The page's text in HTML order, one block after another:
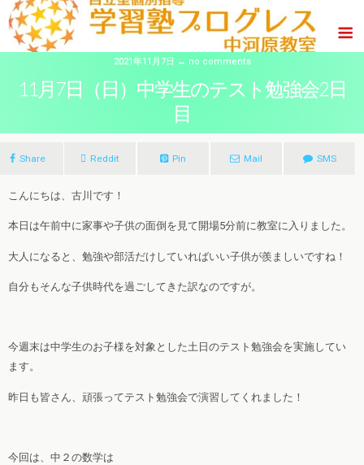
2021年11月7日 ↔ no comments
11月7日（日）中学生のテスト勉強会2日
目
Share Reddit Pin Mail SMS
こんにちは、古川です！
本日は午前中に家事や子供の面倒を見て開場5分前に教室に入りました。
大人になると、勉強や部活だけしていればいい子供が羨ましいですね！
自分もそんな子供時代を過ごしてきた訳なのですが。
今週末は中学生のお子様を対象とした土日のテスト勉強会を実施してい
ます。
昨日も皆さん、頑張ってテスト勉強会で演習してくれました！
今回は、中２の数学は